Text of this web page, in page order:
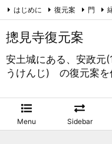
摠見寺復元案
安土城にある、安政
うけんじ) の復元案
Menu Sidebar
はじめに 復元案 門
未分類